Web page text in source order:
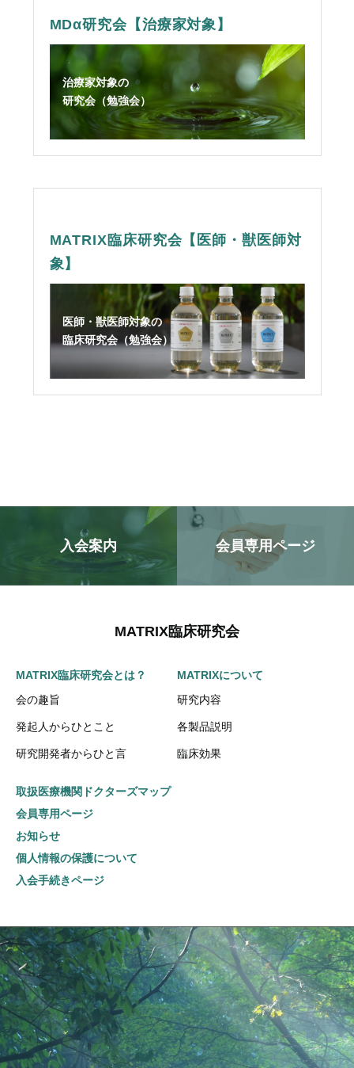
MDα研究会【治療家対象】
治療家対象の
研究会（勉強会）
MATRIX臨床研究会【医師・獣医師対
象】
医師・獣医師対象の
臨床研究会（勉強会）
入会案内 会員専用ページ
MATRIX臨床研究会
MATRIX臨床研究会とは？
会の趣旨
発起人からひとこと
研究開発者からひと言
MATRIXについて
研究内容
各製品説明
臨床効果
取扱医療機関ドクターズマップ
会員専用ページ
お知らせ
個人情報の保護について
入会手続きページ